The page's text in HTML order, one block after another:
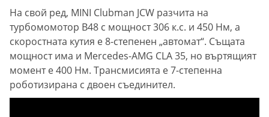
На свой ред, MINI Clubman JCW разчита на
турбомомотор B48 с мощност 306 к.с. и 450 Нм, а
скоростната кутия е 8-степенен „автомат“. Същата
мощност има и Mercedes-AMG CLA 35, но въртящият
момент е 400 Нм. Трансмисията е 7-степенна
роботизирана с двоен съединител.